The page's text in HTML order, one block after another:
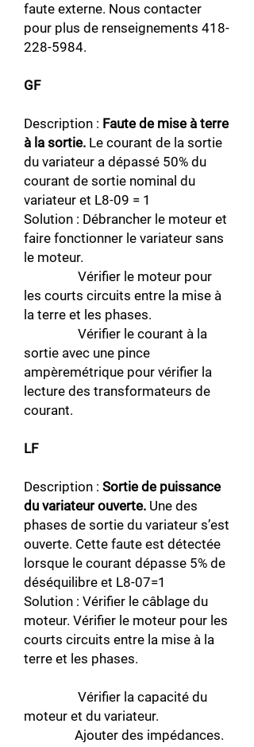
faute externe. Nous contacter
pour plus de renseignements 418-
228-5984.
GF
Description : Faute de mise à terre
à la sortie. Le courant de la sortie
du variateur a dépassé 50% du
courant de sortie nominal du
variateur et L8-09 = 1
Solution : Débrancher le moteur et
faire fonctionner le variateur sans
le moteur.
Vérifier le moteur pour
les courts circuits entre la mise à
la terre et les phases.
Vérifier le courant à la
sortie avec une pince
ampèremétrique pour vérifier la
lecture des transformateurs de
courant.
LF
Description : Sortie de puissance
du variateur ouverte. Une des
phases de sortie du variateur s’est
ouverte. Cette faute est détectée
lorsque le courant dépasse 5% de
déséquilibre et L8-07=1
Solution : Vérifier le câblage du
moteur. Vérifier le moteur pour les
courts circuits entre la mise à la
terre et les phases.
Vérifier la capacité du
moteur et du variateur.
Ajouter des impédances.